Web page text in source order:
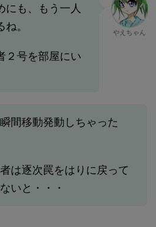
にも、もう一人
。
２号を部屋にい
やえちゃん
間移動発動しちゃった
は逐次罠をはりに戻って
いと・・・